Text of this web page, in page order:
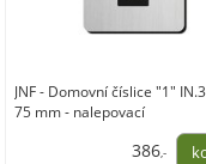
JNF - Domovní číslice "1"
75 mm - nalepovací
386,-